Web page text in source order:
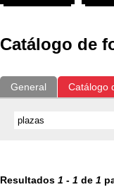
Catálogo de
General Catálogo
Resultados 1 - 1 de 1